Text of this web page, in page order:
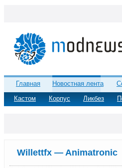
Главная Новостная лента
Кастом
Корпус Ликбез
Willettfx — Animatronic